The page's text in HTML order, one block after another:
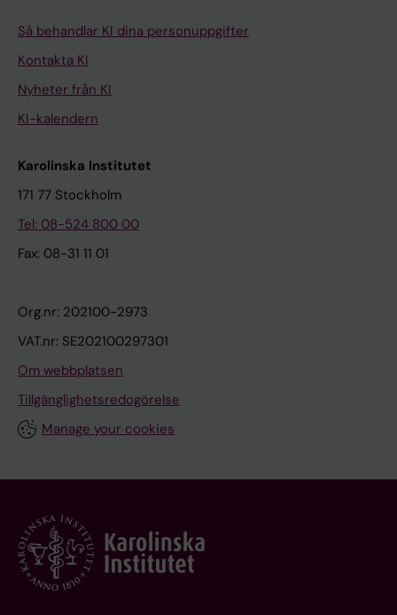
Så behandlar KI dina personuppgifter
Kontakta KI
Nyheter från KI
KI-kalendern
Karolinska Institutet
171 77 Stockholm
Tel: 08-524 800 00
Fax: 08-31 11 01
Org.nr: 202100-2973
VAT.nr: SE202100297301
Om webbplatsen
Tillgänglighetsredogörelse
Manage your cookies